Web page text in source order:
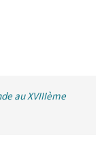
au XVIIIème